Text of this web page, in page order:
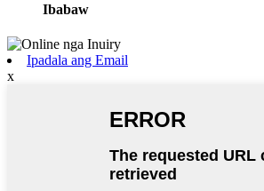
Ibabaw
Ipadala ang Email
x